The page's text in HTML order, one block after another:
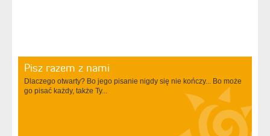
Pisz razem z nami
Dlaczego otwarty? Bo jego pisanie nigdy się nie kończy... Bo może
go pisać każdy, także Ty...